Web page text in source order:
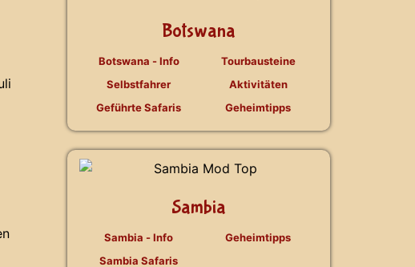
Botswana
Botswana - Info
Selbstfahrer
Geführte Safaris
Tourbausteine
Aktivitäten
Geheimtipps
Sambia
Sambia - Info
Sambia Safaris
Geheimtipps